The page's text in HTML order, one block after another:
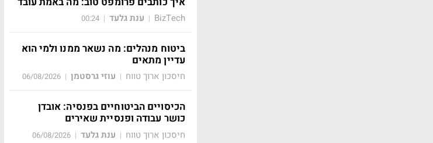
BizTech
| ענת גלעד |
00:24
ביטוח מנהלים: מה נשאר ממנו ולמי הוא
עדיין מתאים
חיסכון ארוך טווח | עוזי גרסטמן |
06/08/2026
הכיסויים הביטוחיים בפנסיה: אובדן
כושר עבודה ופנסיית שאירים
חיסכון ארוך טווח | ענת גלעד |
06/08/2026